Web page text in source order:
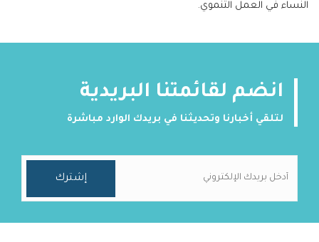
النساء في العمل التنموي.
انضم لقائمتنا البريدية
لتلقي أخبارنا وتحديثنا في بريدك الوارد مباشرة